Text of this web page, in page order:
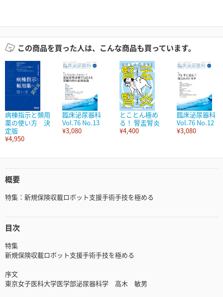
この商品を買った人は、こんな商品も買っています。
病棟指示と頻用
薬の使い方 決
定版
¥4,950
臨床泌尿器科
Vol.76 No.13
¥3,080
とことん極め
る！ 腎盂腎炎
¥4,400
臨床泌尿器科
Vol.76 No.12
¥3,080
概要
特集：新規保険収載ロボット支援手術手技を極める
目次
特集
新規保険収載ロボット支援手術手技を極める
序文
東京女子医科大学医学部泌尿器科学 高木 敏男